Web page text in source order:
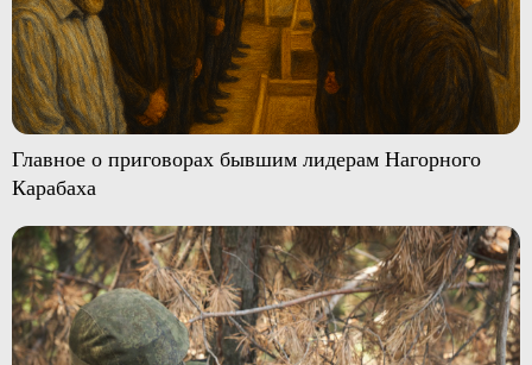
Главное о приговорах бывшим лидерам Нагорного
Карабаха